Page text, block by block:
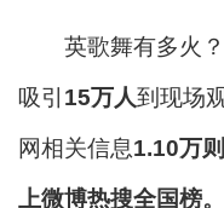
英歌舞有多火？
吸引 15万人到现场
网相关信息1.10万则
上微博热搜全国榜。